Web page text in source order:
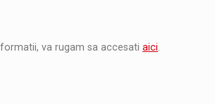
va rugam sa accesatiaici